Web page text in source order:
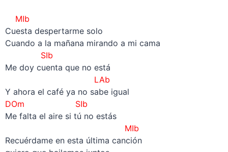
MIb
Cuesta despertarme solo
Cuando a la mañana mirando a mi cama
SIb
Me doy cuenta que no está
LAb
Y ahora el café ya no sabe igual
DOm
SIb
Me falta el aire si tú no estás
MIb
Recuérdame en esta última canción